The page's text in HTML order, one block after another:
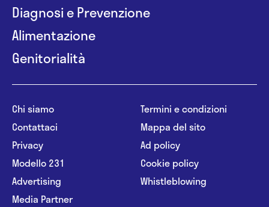
Diagnosi e Prevenzione
Alimentazione
Genitorialità
Chi siamo
Contattaci
Privacy
Modello 231
Advertising
Media Partner
Termini e condizioni
Mappa del sito
Ad policy
Cookie policy
Whistleblowing